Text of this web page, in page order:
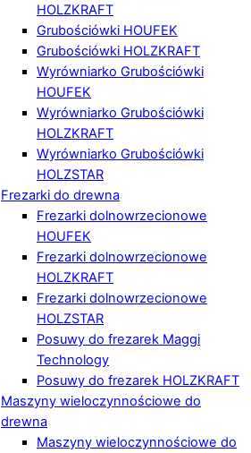
HOLZKRAFT
Grubościówki HOUFEK
Grubościówki HOLZKRAFT
Wyrówniarko Grubościówki
HOUFEK
Wyrówniarko Grubościówki
HOLZKRAFT
Wyrówniarko Grubościówki
HOLZSTAR
Frezarki do drewna
Frezarki dolnowrzecionowe
HOUFEK
Frezarki dolnowrzecionowe
HOLZKRAFT
Frezarki dolnowrzecionowe
HOLZSTAR
Posuwy do frezarek Maggi
Technology
Posuwy do frezarek HOLZKRAFT
Maszyny wieloczynnościowe do
drewna
Maszyny wieloczynnościowe do